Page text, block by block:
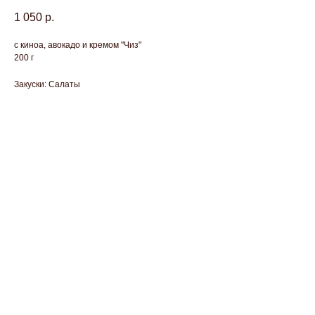
1 050 р.
с киноа, авокадо и кремом "Чиз"
200 г
Закуски: Салаты